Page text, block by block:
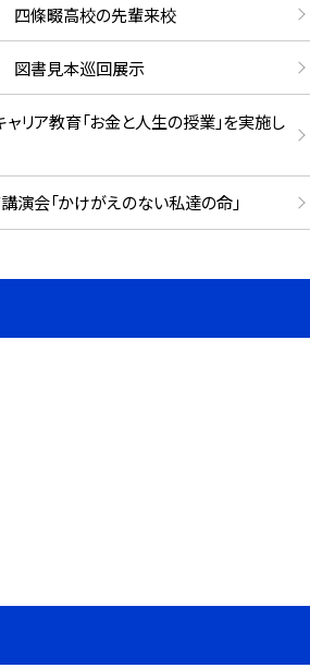
四條畷高校の先輩来校
図書見本巡回展示
リア教育「お金と人生の授業」を実施し
演会「かけがえのない私達の命」